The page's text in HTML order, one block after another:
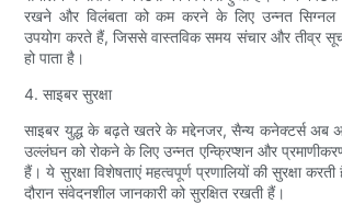
रखने और विलंबता को कम करने के लिए उन्नत सिग्नल
उपयोग करते हैं, जिससे वास्तविक समय संचार और तीव्र
हो पाता है।
4. साइबर सुरक्षा
साइबर युद्ध के बढ़ते खतरे के मद्देनजर, सैन्य कनेक्टर्स अब
उल्लंघन को रोकने के लिए उन्नत एन्क्रिप्शन और
हैं। ये सुरक्षा विशेषताएं महत्वपूर्ण प्रणालियों की सुरक्षा
दौरान संवेदनशील जानकारी को सुरक्षित रखती हैं।